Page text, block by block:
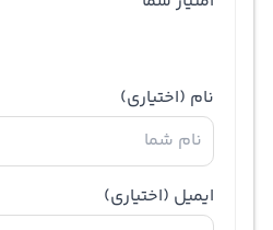
نام (اختیاری)
ایمیل (اختیاری)